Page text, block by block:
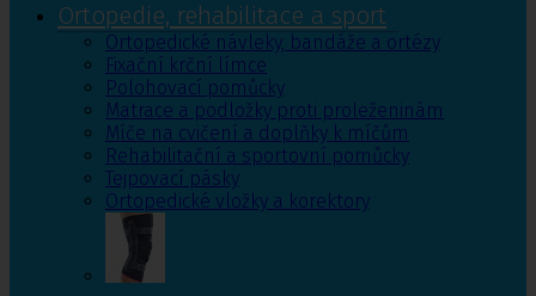
Ortopedie, rehabilitace a sport
Ortopedické návleky, bandáže a ortézy
Fixační krční límce
Polohovací pomůcky
Matrace a podložky proti proleženinám
Míče na cvičení a doplňky k míčům
Rehabilitační a sportovní pomůcky
Tejpovací pásky
Ortopedické vložky a korektory